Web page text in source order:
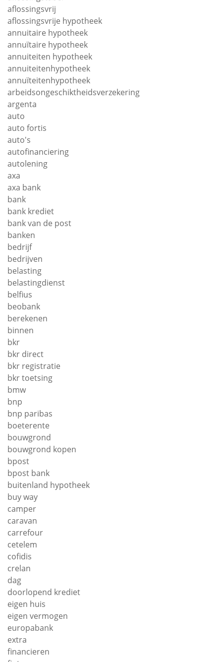
aflossingsvrij
aflossingsvrije hypotheek
annuitaire hypotheek
annuïtaire hypotheek
annuiteiten hypotheek
annuiteitenhypotheek
annuïteitenhypotheek
arbeidsongeschiktheidsverzekering
argenta
auto
auto fortis
auto's
autofinanciering
autolening
axa
axa bank
bank
bank krediet
bank van de post
banken
bedrijf
bedrijven
belasting
belastingdienst
belfius
beobank
berekenen
binnen
bkr
bkr direct
bkr registratie
bkr toetsing
bmw
bnp
bnp paribas
boeterente
bouwgrond
bouwgrond kopen
bpost
bpost bank
buitenland hypotheek
buy way
camper
caravan
carrefour
cetelem
cofidis
crelan
dag
doorlopend krediet
eigen huis
eigen vermogen
europabank
extra
financieren